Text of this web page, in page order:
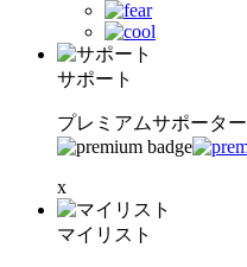
サポート
プレミアムサポーター
x
マイリスト